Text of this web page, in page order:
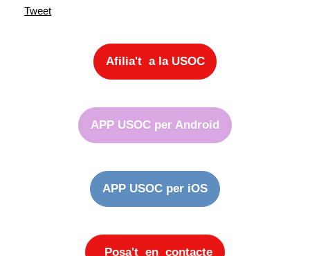
Tweet
Afilia't a la USOC
APP USOC per Android
APP USOC per iOS
Posa't en contacte